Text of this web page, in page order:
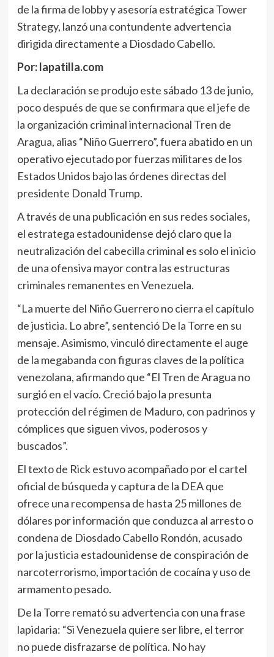
de la firma de lobby y asesoría estratégica Tower
Strategy, lanzó una contundente advertencia
dirigida directamente a Diosdado Cabello.
Por: lapatilla.com
La declaración se produjo este sábado 13 de junio,
poco después de que se confirmara que el jefe de
la organización criminal internacional Tren de
Aragua, alias “Niño Guerrero”, fuera abatido en un
operativo ejecutado por fuerzas militares de los
Estados Unidos bajo las órdenes directas del
presidente Donald Trump.
A través de una publicación en sus redes sociales,
el estratega estadounidense dejó claro que la
neutralización del cabecilla criminal es solo el inicio
de una ofensiva mayor contra las estructuras
criminales remanentes en Venezuela.
“La muerte del Niño Guerrero no cierra el capítulo
de justicia. Lo abre”, sentenció De la Torre en su
mensaje. Asimismo, vinculó directamente el auge
de la megabanda con figuras claves de la política
venezolana, afirmando que “El Tren de Aragua no
surgió en el vacío. Creció bajo la presunta
protección del régimen de Maduro, con padrinos y
cómplices que siguen vivos, poderosos y
buscados”.
El texto de Rick estuvo acompañado por el cartel
oficial de búsqueda y captura de la DEA que
ofrece una recompensa de hasta 25 millones de
dólares por información que conduzca al arresto o
condena de Diosdado Cabello Rondón, acusado
por la justicia estadounidense de conspiración de
narcoterrorismo, importación de cocaína y uso de
armamento pesado.
De la Torre remató su advertencia con una frase
lapidaria: “Si Venezuela quiere ser libre, el terror
no puede disfrazarse de política. No hay